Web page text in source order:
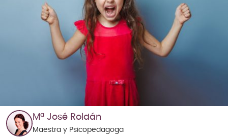
Mª José Roldán
Maestra y Psicopedagoga